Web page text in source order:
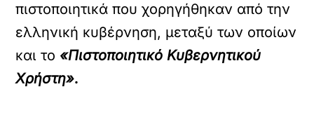
πιστοποιητικά που χορηγήθηκαν από την
ελληνική κυβέρνηση, μεταξύ των οποίων
και το «Πιστοποιητικό Κυβερνητικού
Χρήστη».